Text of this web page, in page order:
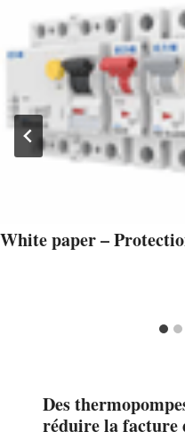
White paper –
Des
réduire la facture